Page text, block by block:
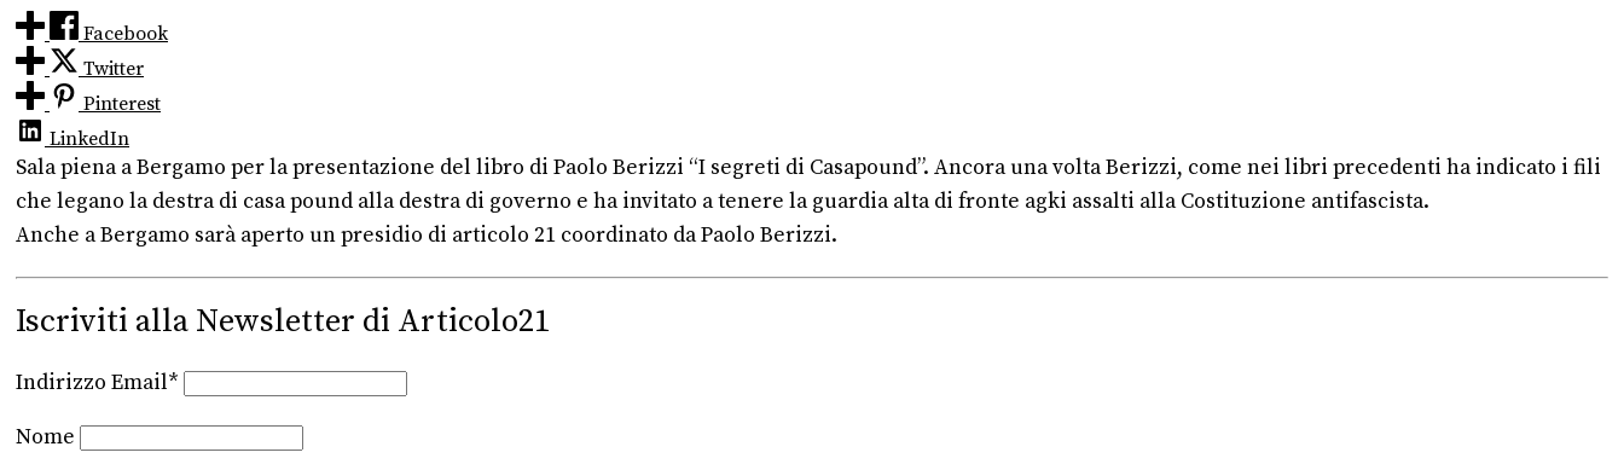
Facebook
Twitter
Pinterest
LinkedIn
Sala piena a Bergamo per la presentazione del libro di Paolo Berizzi “I segreti di Casapound”. Ancora una volta Berizzi, come nei libri precedenti ha indicato i fili
che legano la destra di casa pound alla destra di governo e ha invitato a tenere la guardia alta di fronte agki assalti alla Costituzione antifascista.
Anche a Bergamo sarà aperto un presidio di articolo 21 coordinato da Paolo Berizzi.
Iscriviti alla Newsletter di Articolo21
Indirizzo Email*
Nome